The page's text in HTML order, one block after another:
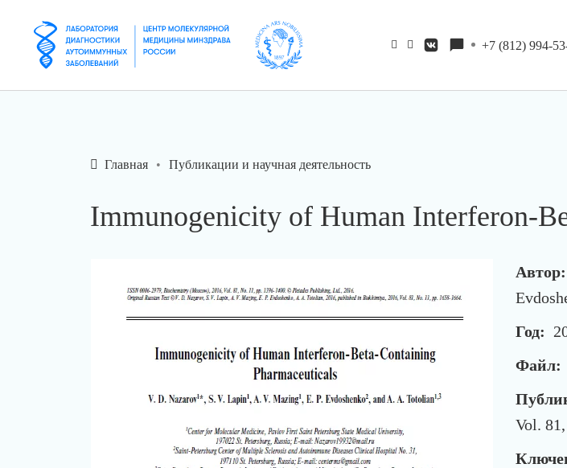
+7 (812) 994-
Главная Публикации и научная деятельность
Immunogenicity of Human Interferon-
Автор:
Год:
Файл:
Vol.